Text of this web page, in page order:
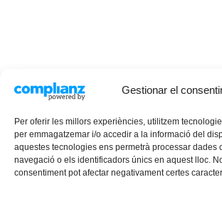
Gestionar el
Per oferir les millors experiències, utilitzem
per emmagatzemar i/o accedir a la informació del
aquestes tecnologies ens permetrà processar dades
navegació o els identificadors únics en aquest lloc.
consentiment pot afectar negativament certes